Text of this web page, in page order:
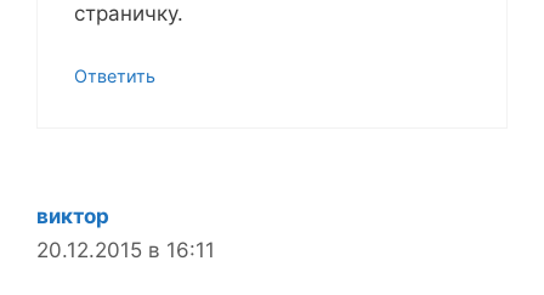
страничку.
Ответить
виктор
20.12.2015 в 16:11